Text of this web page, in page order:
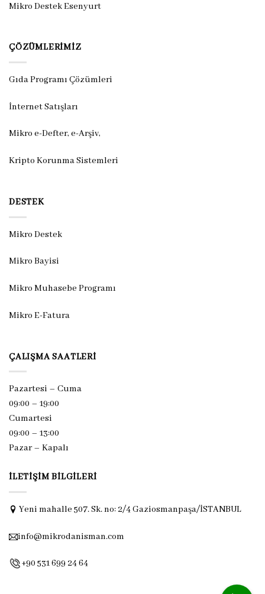
Mikro Destek Esenyurt
ÇÖZÜMLERIMIZ
Gıda Programı Çözümleri
İnternet Satışları
Mikro e-Defter, e-Arşiv,
Kripto Korunma Sistemleri
DESTEK
Mikro Destek
Mikro Bayisi
Mikro Muhasebe Programı
Mikro E-Fatura
ÇALIŞMA SAATLERI
Pazartesi – Cuma
09:00 – 19:00
Cumartesi
09:00 – 13:00
Pazar – Kapalı
İLETIŞIM BILGILERI
Yeni mahalle 507. Sk. no: 2/4 Gaziosmanpaşa/İSTANBUL
info@mikrodanisman.com
+90 531 699 24 64